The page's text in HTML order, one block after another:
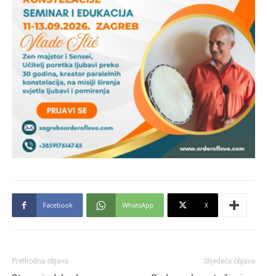
Facebook WhatsApp X
Prethodna objava Slijedeća objava